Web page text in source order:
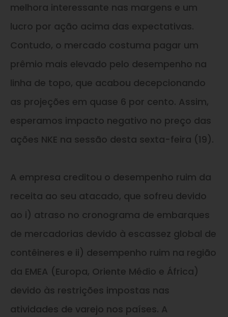
melhora interessante nas margens e um
lucro por ação acima das expectativas.
Contudo, o mercado costuma pagar um
prêmio mais elevado pelo desempenho na
linha de topo, que acabou decepcionando
as projeções em quase 6 por cento. Assim,
esperamos impacto negativo no preço das
ações NKE na sessão desta sexta-feira (19).
A empresa creditou o desempenho ruim da
receita ao seu atacado, que sofreu devido
ao i) atraso no cronograma de embarques
de mercadorias devido à escassez global de
contêineres e ii) desempenho ruim na região
da EMEA (Europa, Oriente Médio e África)
devido às restrições impostas nas
atividades de varejo nos países. A